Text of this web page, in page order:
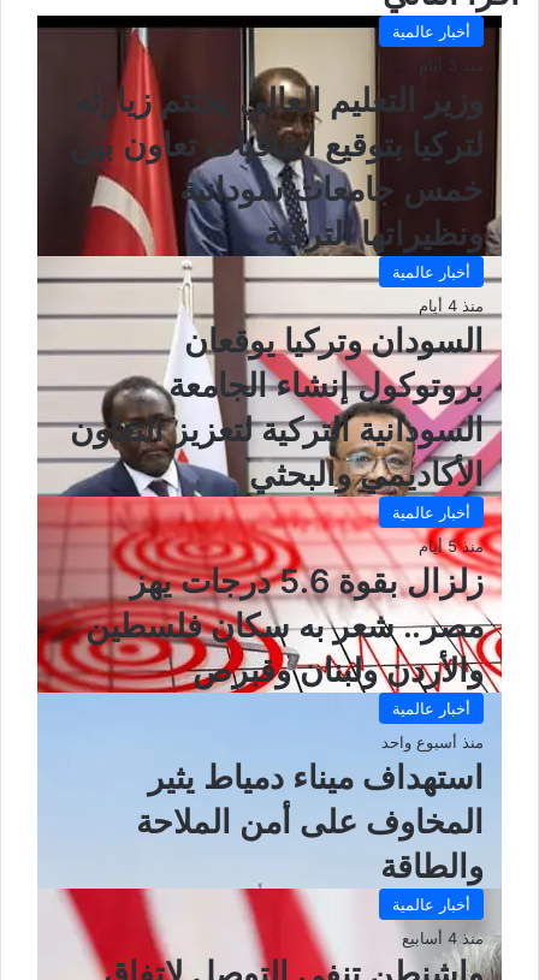
أخبار عالمية
منذ 3 أيام
وزير التعليم العالي يختتم زيارته
لتركيا بتوقيع اتفاقيات تعاون بين
خمس جامعات سودانية
ونظيراتها التركية
أخبار عالمية
منذ 4 أيام
السودان وتركيا يوقعان
بروتوكول إنشاء الجامعة
السودانية التركية لتعزيز التعاون
الأكاديمي والبحثي
أخبار عالمية
منذ 5 أيام
زلزال بقوة 5.6 درجات يهز
مصر.. شعر به سكان فلسطين
والأردن ولبنان وقبرص
أخبار عالمية
منذ أسبوع واحد
استهداف ميناء دمياط يثير
المخاوف على أمن الملاحة
والطاقة
أخبار عالمية
منذ 4 أسابيع